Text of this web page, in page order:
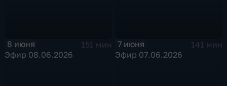
8 июня
151 мин
Эфир 08.06.2026
7 июня
141 мин
Эфир 07.06.2026